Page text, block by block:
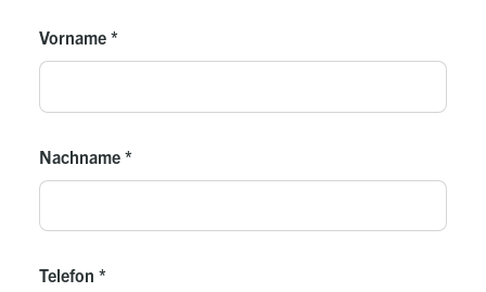
Vorname *
Nachname *
Telefon *